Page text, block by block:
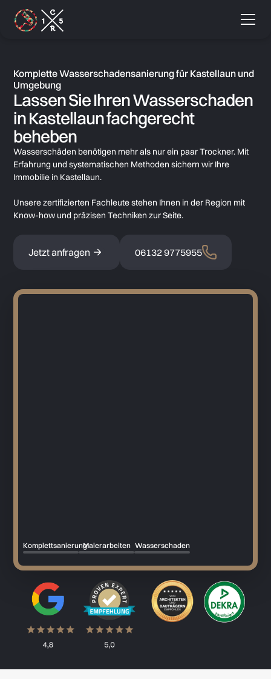
Komplette Wasserschadensanierung für Kastellaun und
Umgebung
Lassen Sie Ihren Wasserschaden
in Kastellaun fachgerecht
beheben
Wasserschäden benötigen mehr als nur ein paar Trockner. Mit
Erfahrung und systematischen Methoden sichern wir Ihre
Immobilie in Kastellaun.
Unsere zertifizierten Fachleute stehen Ihnen in der Region mit
Know-how und präzisen Techniken zur Seite.
Jetzt anfragen 06132 9775955
KomplettsanierungMalerarbeiten Wasserschaden